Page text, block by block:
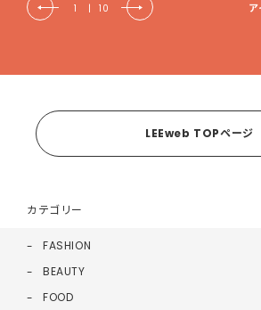
1 | 10
LEEweb TOPページ
カテゴリー
FASHION
BEAUTY
FOOD